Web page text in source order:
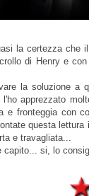
la certezza che
di Henry e
la soluzione a
l'ho apprezzato
e fronteggia con
questa
e travagliata...
capito... si, lo